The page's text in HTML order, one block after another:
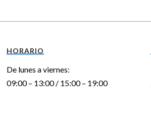
HORARIO
De lunes a viernes:
09:00 – 13:00 / 15:00 – 19:00